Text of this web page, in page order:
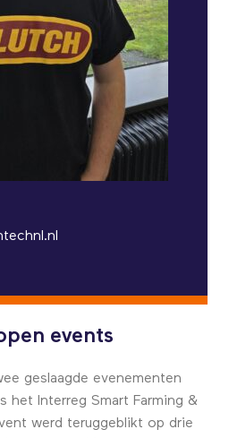
events
geslaagde evenementen
het Interreg Smart Farming &
werd teruggeblikt op drie